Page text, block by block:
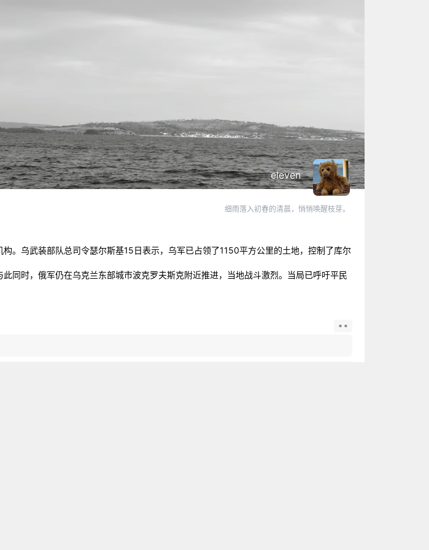
eleven
细雨落入初春的清晨，悄悄唤醒枝芽。
。乌武装部队总司令瑟尔斯基15日表示，乌军已占领了1150平方公里的土地，控制了库尔
同时，俄军仍在乌克兰东部城市波克罗夫斯克附近推进，当地战斗激烈。当局已呼吁平民